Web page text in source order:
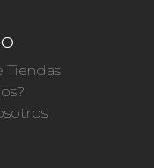
Tiendas